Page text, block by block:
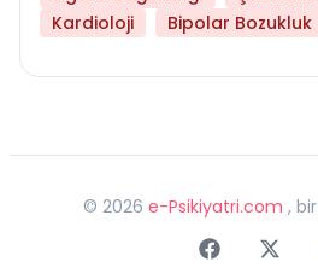
Kardioloji
Bipolar Bozukluk
© 2026 e-Psikiyatri.com ,